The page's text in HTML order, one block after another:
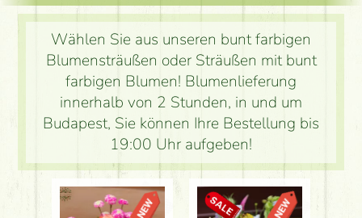
Wählen Sie aus unseren bunt farbigen
Blumensträußen oder Sträußen mit bunt
farbigen Blumen! Blumenlieferung
innerhalb von 2 Stunden, in und um
Budapest, Sie können Ihre Bestellung bis
19:00 Uhr aufgeben!